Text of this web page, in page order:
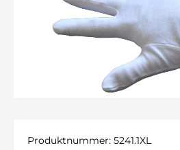
Produktnummer: 5241.1XL